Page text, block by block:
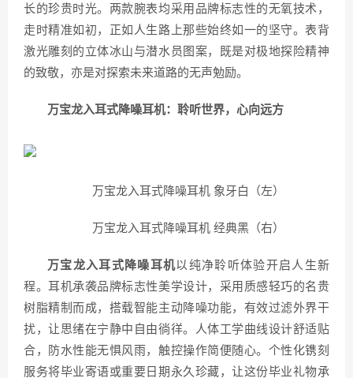
长的珍贵时光。两款腕表均采用品牌标志性的无氧技术，
走时精准如初，正如人生路上那些始终如一的坚守。表背
激光雕刻的立体冰山与潜水员图案，既是对极地探险精神
的致敬，亦是对探索未来道路的无声勉励。
万宝龙入耳式降噪耳机：聆听世界，心向远方​
万宝龙入耳式降噪耳机 象牙白（左）
万宝龙入耳式降噪耳机 经典黑（右）
万宝龙入耳式降噪耳机以纯净聆听体验开启人生新
程。耳机承袭品牌标志性美学设计，采用质感轻巧的名贵
树脂精制而成，搭载智能主动降噪功能，有效过滤外界干
扰，让思绪在宁静中自由徜徉。人体工学曲线设计舒适贴
合，防水性能无惧风雨，触控操作简便随心。个性化镌刻
服务将毕业寄语或重要日期永久珍藏，让这份毕业礼物承